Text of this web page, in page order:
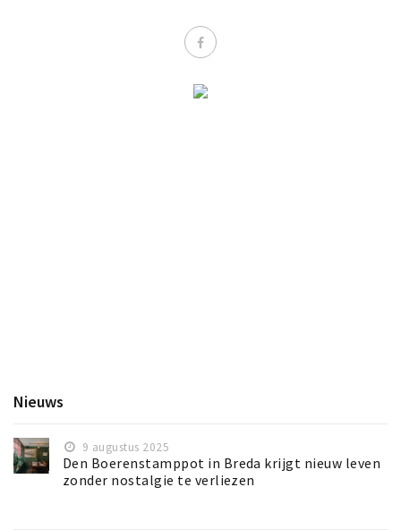
Nieuws
9 augustus 2025
Den Boerenstamppot in Breda krijgt nieuw leven
zonder nostalgie te verliezen